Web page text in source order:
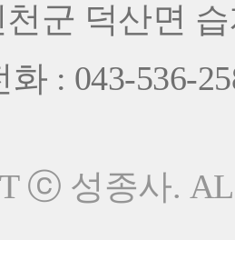
군 덕산면
화 : 043-536-
ⓒ 성종사.